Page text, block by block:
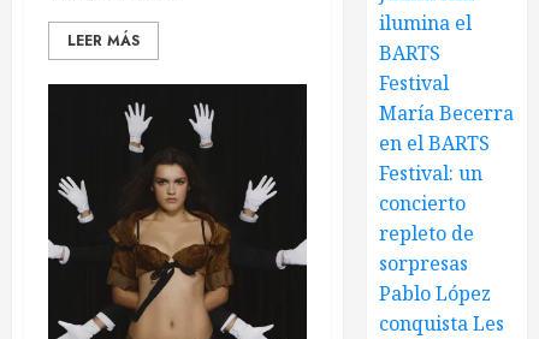
LEER MÁS
ilumina el
BARTS
Festival
María Becerra
en el BARTS
Festival: un
concierto
repleto de
sorpresas
Pablo López
conquista Les